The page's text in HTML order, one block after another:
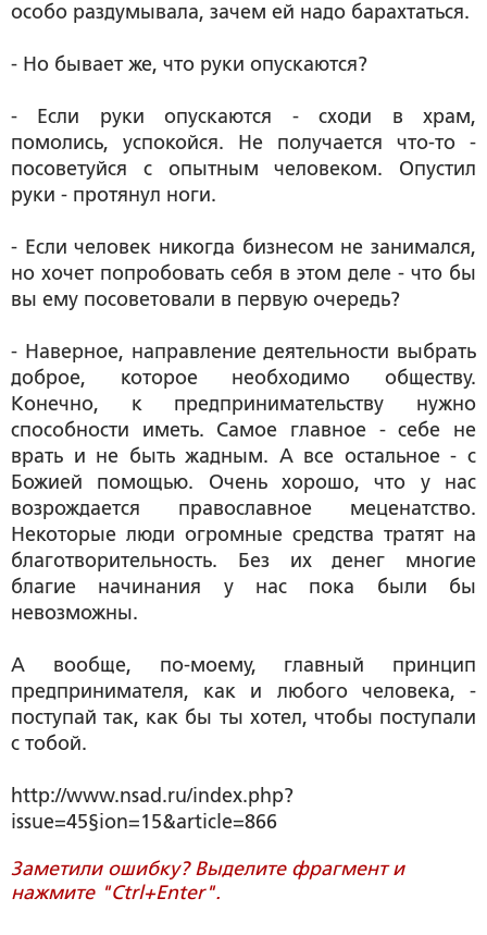
особо раздумывала, зачем ей надо барахтаться.
- Но бывает же, что руки опускаются?
- Если руки опускаются - сходи в храм,
помолись, успокойся. Не получается что-то -
посоветуйся с опытным человеком. Опустил
руки - протянул ноги.
- Если человек никогда бизнесом не занимался,
но хочет попробовать себя в этом деле - что бы
вы ему посоветовали в первую очередь?
- Наверное, направление деятельности выбрать
доброе, которое необходимо обществу.
Конечно, к предпринимательству нужно
способности иметь. Самое главное - себе не
врать и не быть жадным. А все остальное - с
Божией помощью. Очень хорошо, что у нас
возрождается православное меценатство.
Некоторые люди огромные средства тратят на
благотворительность. Без их денег многие
благие начинания у нас пока были бы
невозможны.
А вообще, по-моему, главный принцип
предпринимателя, как и любого человека, -
поступай так, как бы ты хотел, чтобы поступали
с тобой.
http://www.nsad.ru/index.php?
issue=45§ion=15&article=866
Заметили ошибку? Выделите фрагмент и
нажмите "Ctrl+Enter".